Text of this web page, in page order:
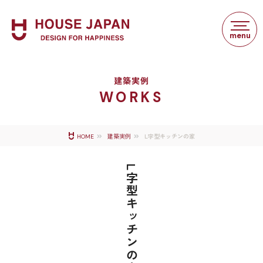
建築実例
WORKS
HOME 建築実例 L字型キッチンの家
L字型キッチンの家